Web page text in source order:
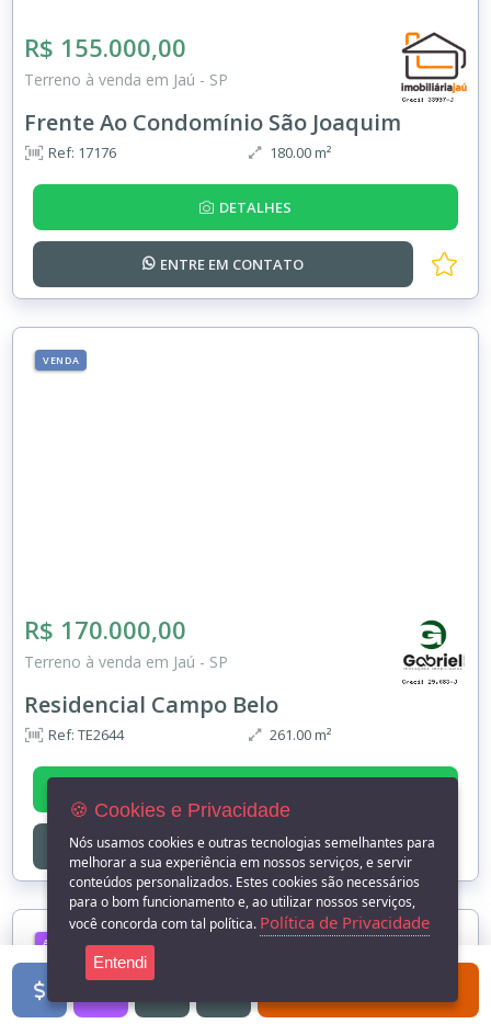
R$ 155.000,00
Terreno à venda em Jaú - SP
Frente Ao Condomínio São Joaquim
Ref: 17176 180.00 m²
DETALHES
ENTRE EM CONTATO
VENDA
R$ 170.000,00
Terreno à venda em Jaú - SP
Residencial Campo Belo
Ref: TE2644 261.00 m²
ENTRE EMCONTATO
ALUGUEL
🍪 Cookies e Privacidade
Nós usamos cookies e outras tecnologias semelhantes para
melhorar a sua experiência em nossos serviços, e servir
conteúdos personalizados. Estes cookies são necessários
para o bom funcionamento e, ao utilizar nossos serviços,
você concorda com tal política. Política de Privacidade
Entendi